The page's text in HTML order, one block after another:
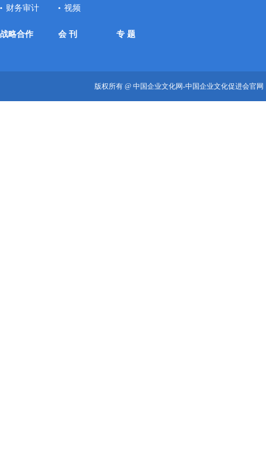
财务审计
视频
战略合作 会 刊 专 题
版权所有 @ 中国企业文化网-中国企业文化促进会官